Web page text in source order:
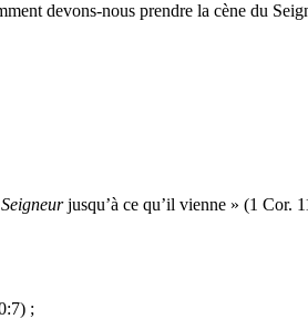
devons-nous prendre la cène du
jusqu’à ce qu’il vienne » (1 Cor.
;